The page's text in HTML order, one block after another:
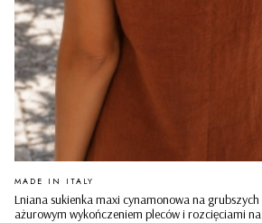
Lniana sukienka maxi cynamonowa na
ażurowym wykończeniem pleców i rozcięciami
PRODUCENT
MADE IN ITALY